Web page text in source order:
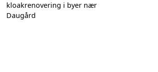
kloakrenovering i byer nær
Daugård